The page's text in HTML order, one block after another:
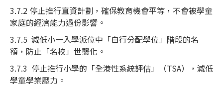
3.7.2 停止推行直資計劃，確保教育機會平等，不會被學童
家庭的經濟能力過份影響。
3.7.5 減低小一入學派位中「自行分配學位」階段的名
額，防止「名校」世襲化。
3.7.3 停止推行小學的「全港性系統評估」（TSA），減低
學童學業壓力。